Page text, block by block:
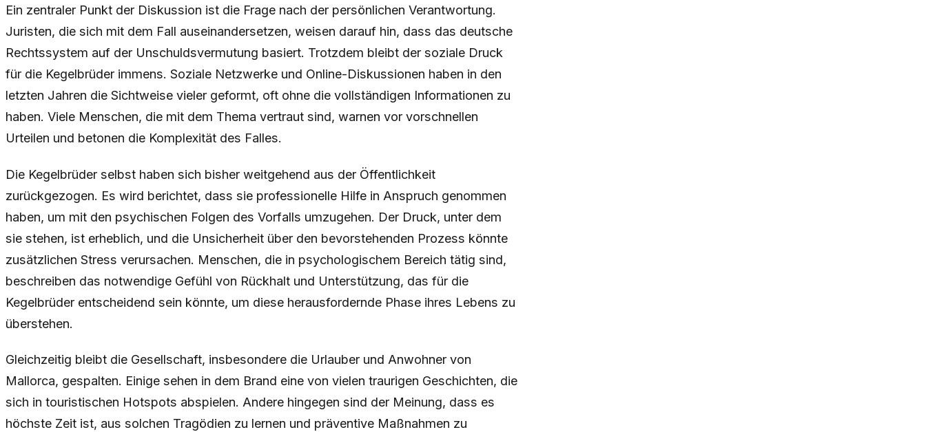
Ein zentraler Punkt der Diskussion ist die Frage nach der persönlichen Verantwortung.
Juristen, die sich mit dem Fall auseinandersetzen, weisen darauf hin, dass das deutsche
Rechtssystem auf der Unschuldsvermutung basiert. Trotzdem bleibt der soziale Druck
für die Kegelbrüder immens. Soziale Netzwerke und Online-Diskussionen haben in den
letzten Jahren die Sichtweise vieler geformt, oft ohne die vollständigen Informationen zu
haben. Viele Menschen, die mit dem Thema vertraut sind, warnen vor vorschnellen
Urteilen und betonen die Komplexität des Falles.
Die Kegelbrüder selbst haben sich bisher weitgehend aus der Öffentlichkeit
zurückgezogen. Es wird berichtet, dass sie professionelle Hilfe in Anspruch genommen
haben, um mit den psychischen Folgen des Vorfalls umzugehen. Der Druck, unter dem
sie stehen, ist erheblich, und die Unsicherheit über den bevorstehenden Prozess könnte
zusätzlichen Stress verursachen. Menschen, die in psychologischem Bereich tätig sind,
beschreiben das notwendige Gefühl von Rückhalt und Unterstützung, das für die
Kegelbrüder entscheidend sein könnte, um diese herausfordernde Phase ihres Lebens zu
überstehen.
Gleichzeitig bleibt die Gesellschaft, insbesondere die Urlauber und Anwohner von
Mallorca, gespalten. Einige sehen in dem Brand eine von vielen traurigen Geschichten, die
sich in touristischen Hotspots abspielen. Andere hingegen sind der Meinung, dass es
höchste Zeit ist, aus solchen Tragödien zu lernen und präventive Maßnahmen zu